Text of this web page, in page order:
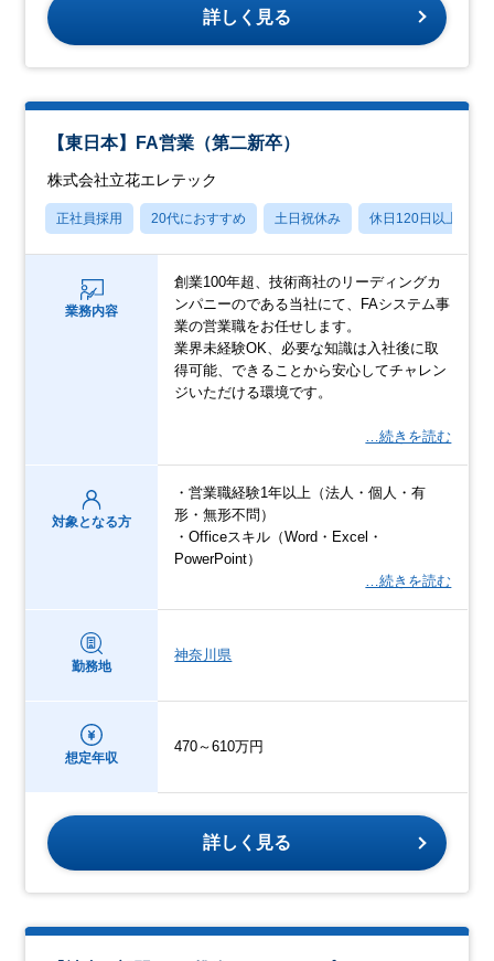
詳しく見る
【東日本】FA営業（第二新卒）
株式会社立花エレテック
正社員採用 20代におすすめ 土日祝休み 休日120日以上
業務内容
創業100年超、技術商社のリーディングカ
ンパニーのである当社にて、FAシステム事
業の営業職をお任せします。
業界未経験OK、必要な知識は⼊社後に取
得可能、できることから安心してチャレン
ジいただける環境です。
…続きを読む
対象となる方
・営業職経験1年以上（法人・個人・有
形・無形不問）
・Officeスキル（Word・Excel・
PowerPoint）
…続きを読む
勤務地
神奈川県
想定年収
470～610万円
詳しく見る